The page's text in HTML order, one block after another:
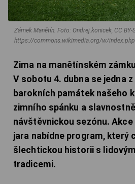
Zámek Manětín. Foto: Ondrej.konicek, CC BY-
https://commons.wikimedia.org/w/
Zima na manětínském
V sobotu 4. dubna se jedna
barokních památek našeho
zimního spánku a
návštěvnickou sezónu.
jara nabídne program, který
šlechtickou historii s
tradicemi.